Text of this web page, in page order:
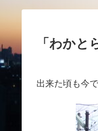
「わか
出来た頃も今